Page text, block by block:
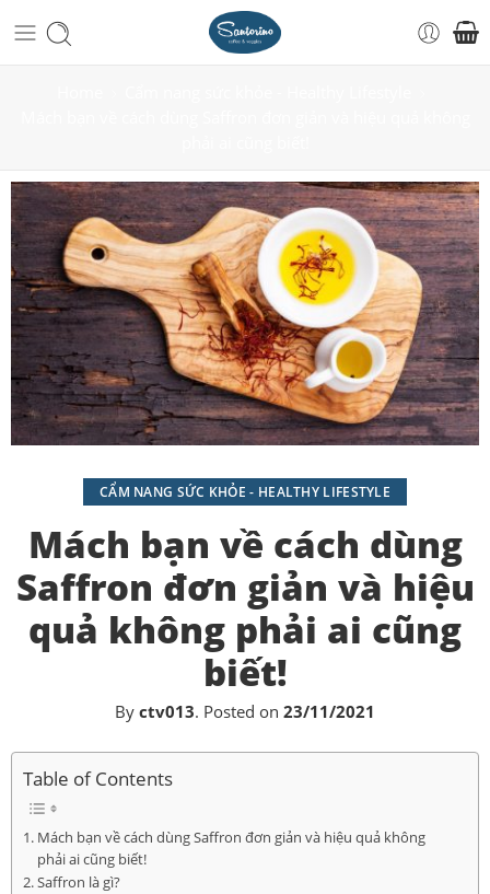
CẨM NANG SỨC KHỎE - HEALTHY LIFESTYLE
Mách bạn về cách dùng
Saffron đơn giản và hiệu
quả không phải ai cũng
biết!
By ctv013. Posted on 23/11/2021
Table of Contents
Mách bạn về cách dùng Saffron đơn giản và hiệu quả không
phải ai cũng biết!
Saffron là gì?